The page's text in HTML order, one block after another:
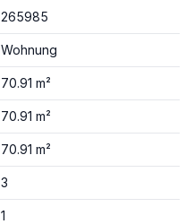
265985
Wohnung
70.91 m²
70.91 m²
70.91 m²
3
1